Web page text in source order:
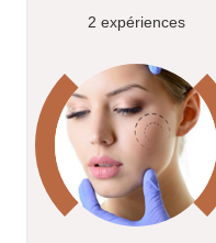
2 expériences